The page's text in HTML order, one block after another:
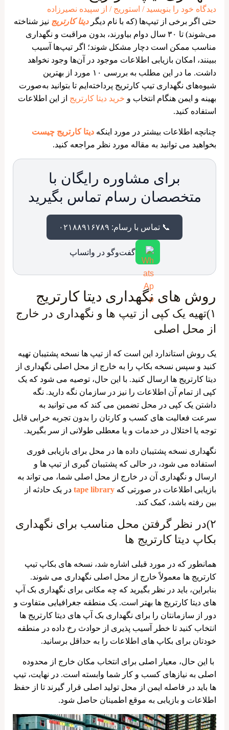
دیدگاه‌ خود را بنویسید / استوریج / از سپیده نصیرزاده
حتی اگر برخی از تیپ‌ها (که با نام دیگردیتا کارتریج نیز شناخته
می‌شوند) تا ۳۰ سال دوام بیاورند، بدون مراقبت و نگهداری
مناسب ممکن است دچار مشکل شوند؛ اگر تیپ‌ها آسیب
ببینند، امکان بازیابی اطلاعات موجود در آن‌ها وجود نخواهد
داشت. ما در این مطلب به بررسی ۱۰ مورد از بهترین
شیوه‌های نگهداری تیپ کارتریج پرداخته‌ایم تا بتوانید به‌صورت
بهینه و ایمن هنگام انتخاب و خرید دیتا کارتریج از این اطلاعات
استفاده کنید.
چنانچه اطلاعات بیشتر در مورد اینکه دیتا کارتریج چیست
بخواهید می توانید به مقاله مورد نظر مراجعه کنید.
برای مشاوره رایگان با
متخصصان رسام تماس بگیرید
📞 تماس با رسام: ۰۲۱۸۸۹۱۶۷۸۹
گفت‌وگو در واتساپ
روش های نگهداری دیتا کارتریج
۱)تهیه یک کپی از تیپ ها و نگهداری در خارج
از محل اصلی
یک روش استاندارد این است که از تیپ ها نسخه پشتیبان تهیه
کنید و سپس نسخه بکاپ را به خارج از محل اصلی نگهداری از
دیتا کارتریج ها ارسال کنید. با این حال، توصیه می شود که یک
کپی از تمام آن اطلاعات را نیز در سازمان نگه دارید. نگه
داشتن یک کپی در محل تضمین می کند که می توانید به
سرعت فعالیت های کسب و کارتان را بدون تجربه خرابی قابل
توجه یا اختلال در خدمات و یا معطلی طولانی از سر بگیرید.
نگهداری نسخه پشتیبان‌ داده‌ ها در محل برای بازیابی فوری
استفاده می ‌شود، در حالی که پشتیبان‌ گیری از تیپ ها و
ارسال و نگهداری آن در خارج از محل اصلی شما، می ‌تواند به
بازیابی اطلاعات در صورتی که tape libraryدر یک حادثه از
بین رفته باشد، کمک کند.
۲)در نظر گرفتن محل مناسب برای نگهداری
بکاپ دیتا کارتریج ها
همانطور که در مورد قبلی اشاره شد، نسخه های بکاپ تیپ
کارتریج ها معمولاً خارج از محل اصلی نگهداری می شوند.
بنابراین، باید در نظر بگیرید که چه مکانی برای نگهداری بک آپ
های دیتا کارتریج ها بهتر است. یک منطقه جغرافیایی متفاوت و
دور از سازمانتان را برای نگهداری بک آپ های دیتا کارتریج ها
انتخاب کنید تا خطر آسیب پذیری از حوادث رخ داده در منطقه
خودتان برای بکاپ های اطلاعات را به حداقل برسانید.
با این حال، معیار اصلی برای انتخاب مکان خارج از محدوده
اصلی به نیازهای کسب و کار شما وابسته است. در نهایت، تیپ
ها باید در فاصله ایمن از محل تولید اصلی قرار گیرند تا از حفظ
اطلاعات و بازیابی به موقع اطمینان حاصل شود.